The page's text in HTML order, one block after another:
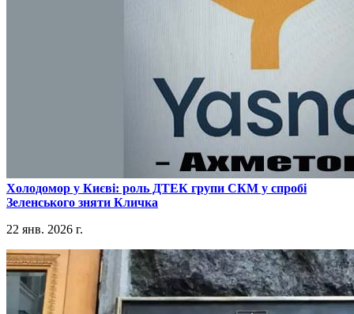
​Холодомор у Києві: роль ДТЕК групи СКМ у спробі
Зеленського зняти Кличка
22 янв. 2026 г.